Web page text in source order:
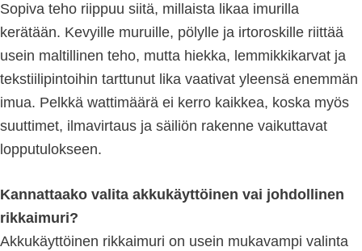
Sopiva teho riippuu siitä, millaista likaa imurilla
kerätään. Kevyille muruille, pölylle ja irtoroskille riittää
usein maltillinen teho, mutta hiekka, lemmikkikarvat ja
tekstiilipintoihin tarttunut lika vaativat yleensä enemmän
imua. Pelkkä wattimäärä ei kerro kaikkea, koska myös
suuttimet, ilmavirtaus ja säiliön rakenne vaikuttavat
lopputulokseen.
Kannattaako valita akkukäyttöinen vai johdollinen
rikkaimuri?
Akkukäyttöinen rikkaimuri on usein mukavampi valinta